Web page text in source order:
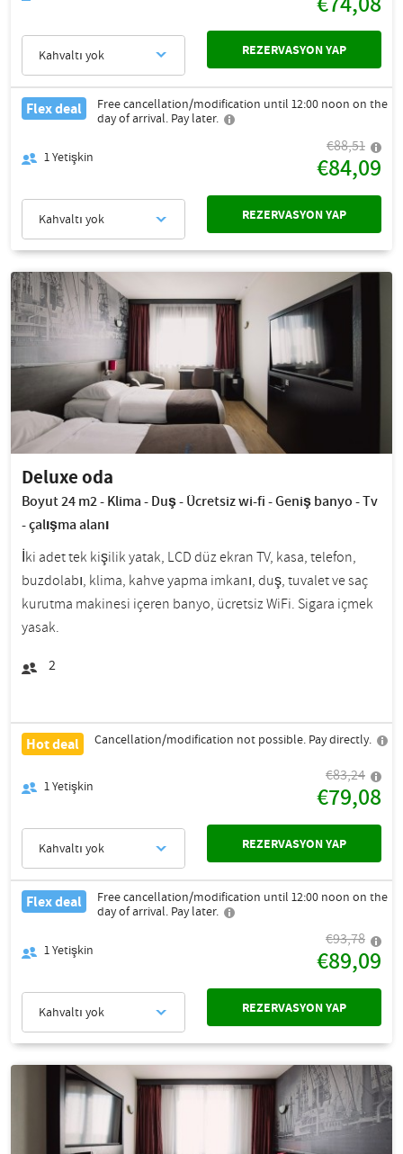
Kahvaltı yok REZERVASYON YAP
Flex deal
Free cancellation/modification until 12:00 noon on the
day of arrival. Pay later.
1Yetişkin
€88,51
€84,09
Kahvaltı yok REZERVASYON YAP
Deluxe oda
Boyut 24 m2 - Klima - Duş - Ücretsiz wi-fi - Geniş banyo - Tv
- çalışma alanı
İki adet tek kişilik yatak, LCD düz ekran TV, kasa, telefon,
buzdolabı, klima, kahve yapma imkanı, duş, tuvalet ve saç
kurutma makinesi içeren banyo, ücretsiz WiFi. Sigara içmek
yasak.
2
Hot deal Cancellation/modification not possible. Pay directly.
1Yetişkin
€83,24
€79,08
Kahvaltı yok REZERVASYON YAP
Flex deal
Free cancellation/modification until 12:00 noon on the
day of arrival. Pay later.
1Yetişkin
€93,78
€89,09
Kahvaltı yok REZERVASYON YAP